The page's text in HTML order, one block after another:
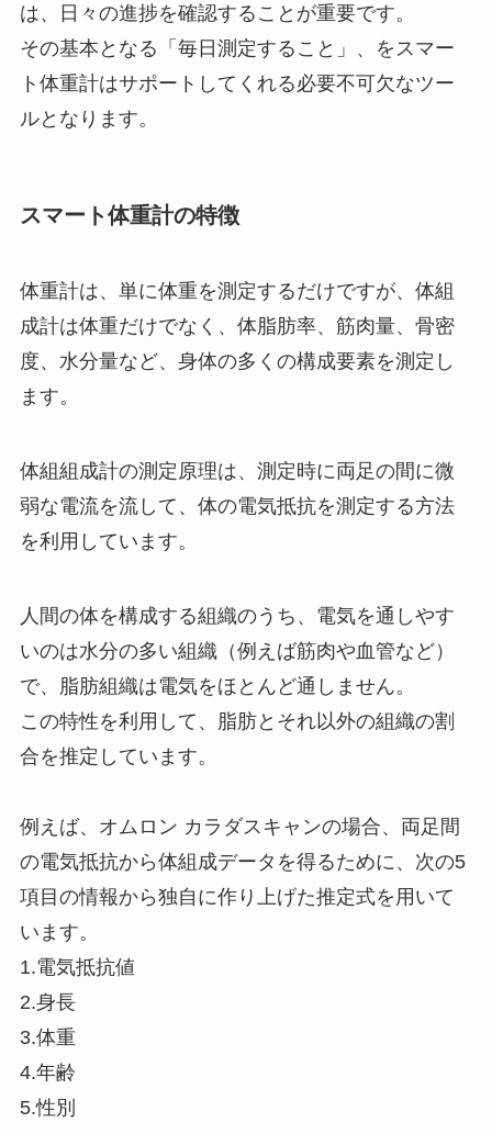
は、日々の進捗を確認することが重要です。
その基本となる「毎日測定すること」、をスマー
ト体重計はサポートしてくれる必要不可欠なツー
ルとなります。
スマート体重計の特徴
体重計は、単に体重を測定するだけですが、体組
成計は体重だけでなく、体脂肪率、筋肉量、骨密
度、水分量など、身体の多くの構成要素を測定し
ます。
体組組成計の測定原理は、測定時に両足の間に微
弱な電流を流して、体の電気抵抗を測定する方法
を利用しています。
人間の体を構成する組織のうち、電気を通しやす
いのは水分の多い組織（例えば筋肉や血管など）
で、脂肪組織は電気をほとんど通しません。
この特性を利用して、脂肪とそれ以外の組織の割
合を推定しています。
例えば、オムロン カラダスキャンの場合、両足間
の電気抵抗から体組成データを得るために、次の5
項目の情報から独自に作り上げた推定式を用いて
います。
1.電気抵抗値
2.身長
3.体重
4.年齢
5.性別